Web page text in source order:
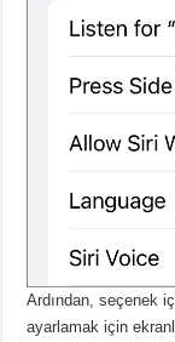
Ardından, seçenek
ayarlamak için